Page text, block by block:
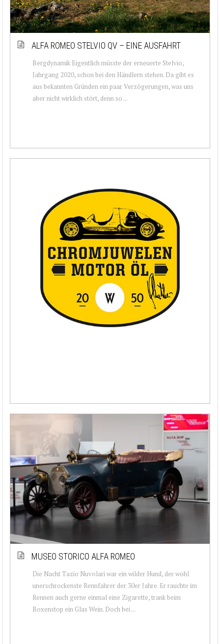
ALFA ROMEO STELVIO QV – EINE AUSFAHRT
Bergdynamik Eigentlich müsste der erneuerte Stelvio,
Jahrgang 2020, schon bei den Händlern stehen. Da gibt es
aus bekannten Gründen ein paar Verzögerungen, was uns
aber nicht wirklich stört, denn so ...
MUSEO STORICO ALFA ROMEO
Die Nacht Tazio Nuvolari war ein wilder Hund, der wohl
unerschrockenste Rennfahrer der 30er Jahre. Er rauchte im
Rennen auch gerne einmal eine Zigarette, trank beim
Boxenstop ein Glas Wein. Doch bei ...